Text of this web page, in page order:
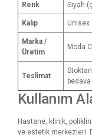
Renk Siyah
Kalıp Unisex
Marka /
Üretim
Moda
Teslimat
bedava
Kullanım
Hastane, klinik,
ve estetik merkezleri.